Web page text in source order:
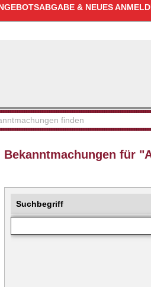
& NEUES
Bekanntmachungen für
Suchbegriff